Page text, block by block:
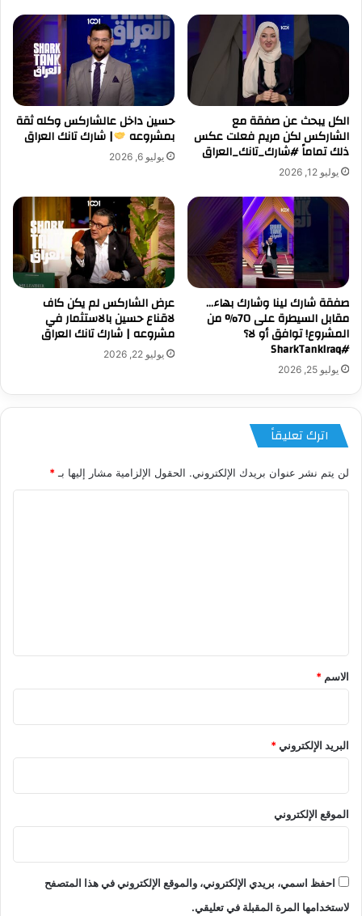
الكل يبحث عن صفقة مع
الشاركس لكن مريم فعلت عكس
ذلك تماماً #شارك_تانك_العراق
يوليو 12, 2026
حسين داخل عالشاركس وكله ثقة
بمشروعه | شارك تانك العراق
يوليو 6, 2026
صفقة شارك لينا وشارك بهاء…
مقابل السيطرة على 70% من
المشروع! توافق أو لا؟
#SharkTankIraq
يوليو 25, 2026
عرض الشاركس لم يكن كاف
لاقناع حسين بالاستثمار في
مشروعه | شارك تانك العراق
يوليو 22, 2026
اترك تعليقاً
لن يتم نشر عنوان بريدك الإلكتروني. الحقول الإلزامية مشار إليها بـ *
*
الاسم *
البريد الإلكتروني*
الموقع الإلكتروني
احفظ اسمي، بريدي الإلكتروني، والموقع الإلكتروني في هذا المتصفح
لاستخدامها المرة المقبلة في تعليقي.